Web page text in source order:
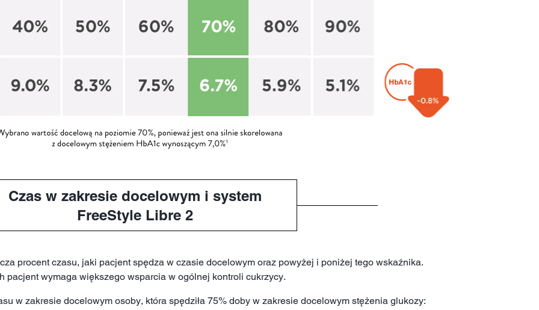
Czas w zakresie docelowym i system
FreeStyle Libre 2
procent czasu, jaki pacjent spędza w czasie docelowym oraz powyżej i poniżej tego wskaźnika.
pacjent wymaga większego wsparcia w ogólnej kontroli cukrzycy.
w zakresie docelowym osoby, która spędziła 75% doby w zakresie docelowym stężenia glukozy: